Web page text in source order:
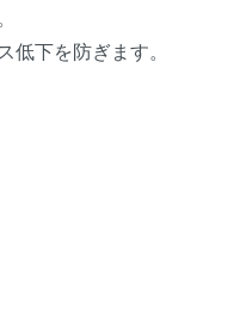
低下を防ぎます。